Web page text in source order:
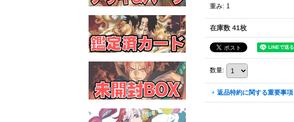
重み: 1
在庫数 41枚
数量:
返品特約に関する重要事項